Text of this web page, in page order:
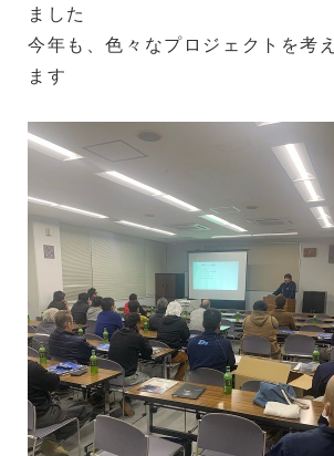
ました
今年も、色々なプロジェクトを考
ます